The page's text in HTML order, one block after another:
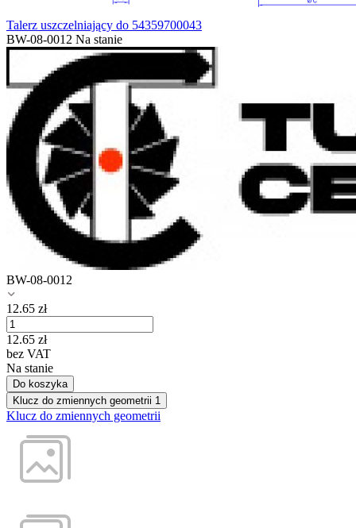
Talerz uszczelniający do 54359700043
BW-08-0012 Na stanie
BW-08-0012
12.65 zł
12.65 zł
bez VAT
Na stanie
Do koszyka
Klucz do zmiennych geometrii 1
Klucz do zmiennych geometrii